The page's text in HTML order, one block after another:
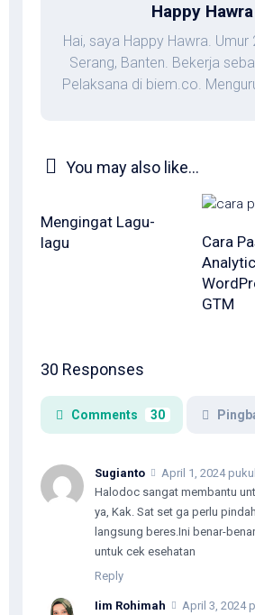
Happy Hawra
Hai, saya Happy Hawra. Umur
Serang, Banten. Bekerja
Pelaksana di biem.co.
You may also like...
Mengingat Lagu-
lagu
Cara
GTM
30 Responses
Comments 30
Sugianto
April 1, 2024
Halodoc sangat membantu
ya, Kak. Sat set ga perlu
langsung beres.Ini benar-
untuk cek esehatan
Reply
Iim Rohimah
April 3, 2024